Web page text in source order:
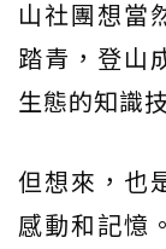
山社團想當
踏青，登山
生態的知識
但想來，也
感動和記憶